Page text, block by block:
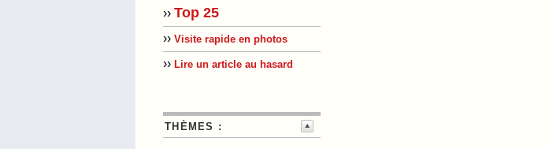
›› Top 25
›› Visite rapide en photos
›› Lire un article au hasard
THÈMES :